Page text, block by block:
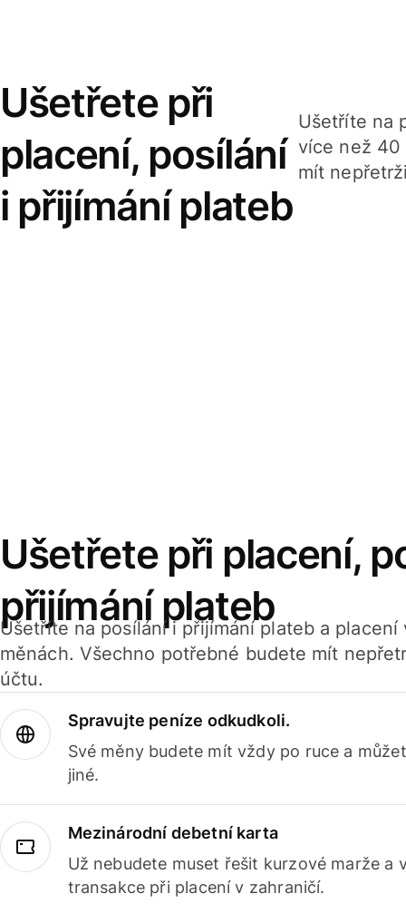
Ušetřete při
placení, posílání
i přijímání plateb
Ušetříte na
více než 40
mít
Ušetřete při placení,
přijímání plateb
Ušetříte na posílání i přijímání plateb a
měnách. Všechno potřebné budete mít
účtu.
Spravujte peníze odkudkoli.
Své měny budete mít vždy po ruce a
jiné.
Mezinárodní debetní karta
Už nebudete muset řešit kurzové marže a
transakce při placení v zahraničí.